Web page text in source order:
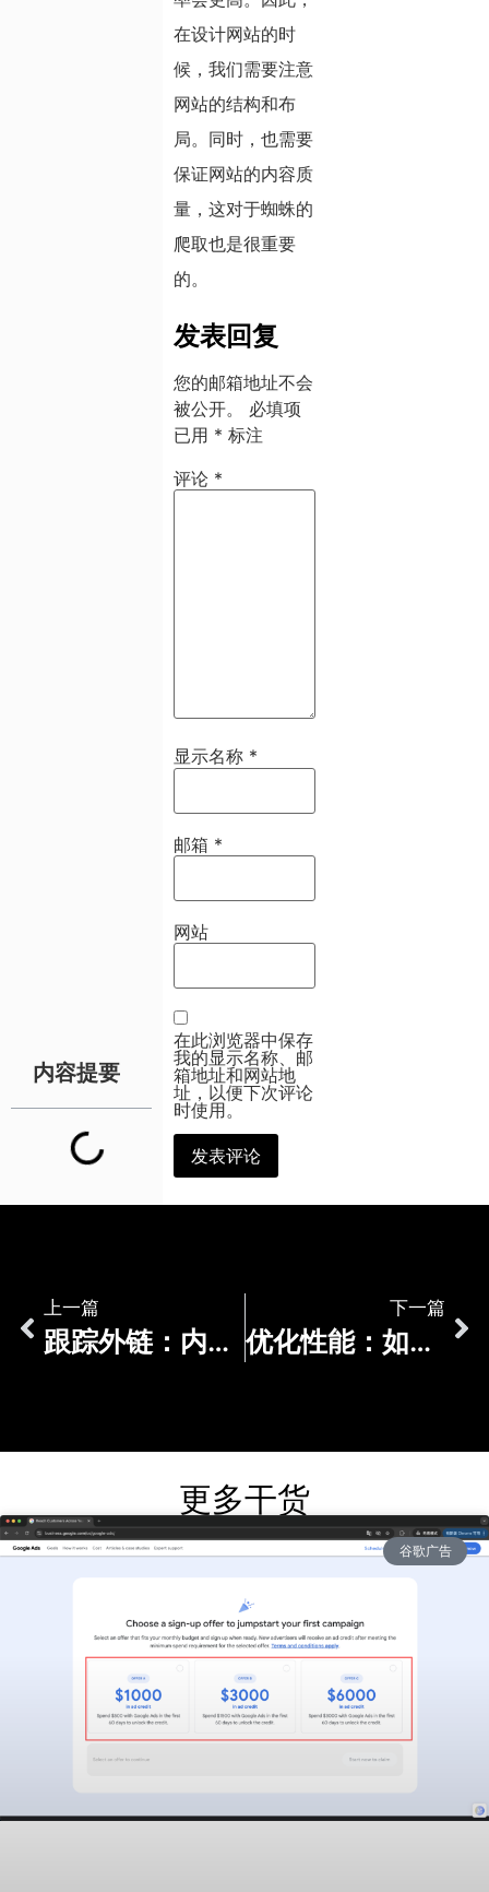
内容提要
在设计网站的时
候，我们需要注意
网站的结构和布
局。同时，也需要
保证网站的内容质
量，这对于蜘蛛的
爬取也是很重要
的。
发表回复
您的邮箱地址不会
被公开。
必填项
已用 * 标注
评论 *
显示名称 *
邮箱 *
网站
在此浏览器中保存
我的显示名称、邮
箱地址和网站地
址，以便下次评论
时使用。
上一篇
跟踪外链：内部和外部链接监控的有效策略及如何移除有害外链
下一篇
优化性能：如何评估网站速度和效率
更多干货
谷歌广告